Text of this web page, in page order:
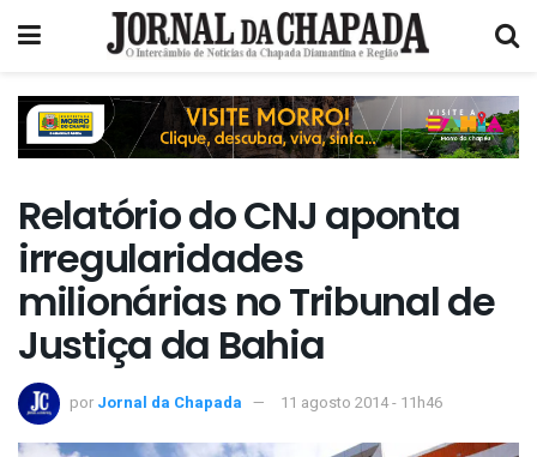
Relatório do CNJ aponta
irregularidades
milionárias no Tribunal de
Justiça da Bahia
por Jornal da Chapada 11 agosto 2014 - 11h46